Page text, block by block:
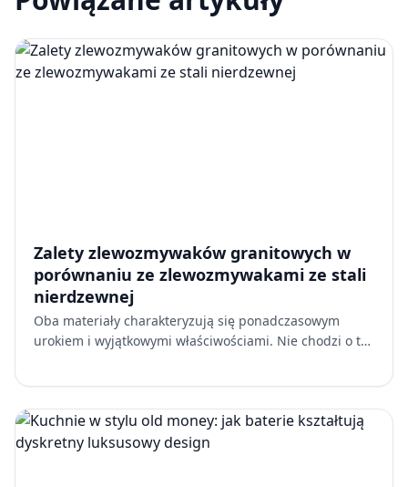
Zalety zlewozmywaków granitowych w
porównaniu ze zlewozmywakami ze stali
nierdzewnej
Oba materiały charakteryzują się ponadczasowym
urokiem i wyjątkowymi właściwościami. Nie chodzi o to,